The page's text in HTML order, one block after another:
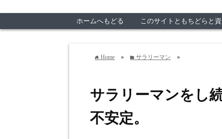
ホームへもどる このサイトともちどらと
home Home » folder サラリーマン »
サラリーマンをし
不安定。